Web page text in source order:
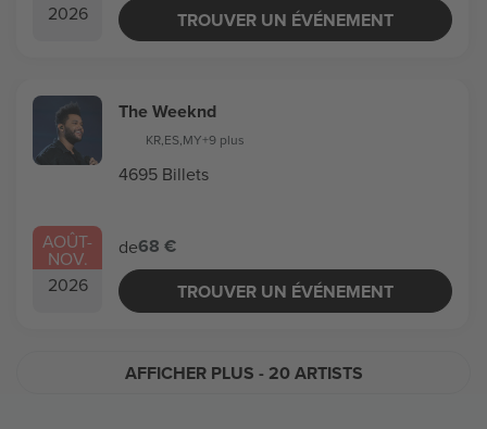
2026
TROUVER UN ÉVÉNEMENT
AOÛT-
NOV.
2026
The Weeknd
KR,ES,MY+9 plus
4695 Billets
de68 €
TROUVER UN ÉVÉNEMENT
AFFICHER PLUS - 20 ARTISTS